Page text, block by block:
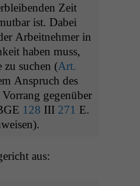
Zeit
ist. Dabei
Arbeit­nehmer in
haben muss,
zu suchen (Art.
Anspruch des
gegenüber
128 III 271 E.
aus: